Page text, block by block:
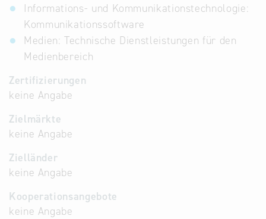
Informations- und Kommunikationstechnologie:
Kommunikationssoftware
Medien: Technische Dienstleistungen für den
Medienbereich
Zertifizierungen
keine Angabe
Zielmärkte
keine Angabe
Zielländer
keine Angabe
Kooperationsangebote
keine Angabe